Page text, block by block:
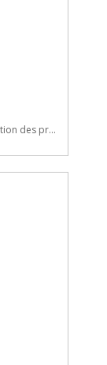
Acide citrique idéal au goût et à la conservation des préparations